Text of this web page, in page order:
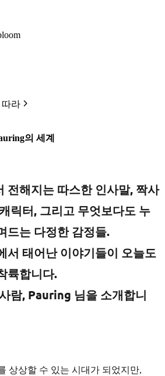
따라
의 세계
전해지는 따스한 인사말, 짝사
릭터, 그리고 무엇보다도 누
드는 다정한 감정들.
서 태어난 이야기들이 오늘도
륙합니다.
람, Pauring 님을 소개합니
상상할 수 있는 시대가 되었지만,